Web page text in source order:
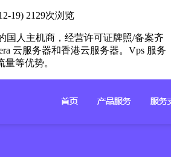
19) 2129次浏览
国人主机商，经营许可证牌照/备案齐
云服务器和香港云服务器。Vps 服务
量等优势。